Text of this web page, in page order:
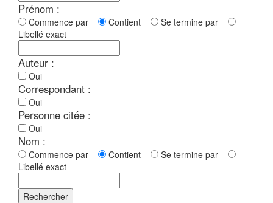
Prénom :
Commence par Contient
Se termine par
Libellé exact
Auteur :
Oui
Correspondant :
Oui
Personne citée :
Oui
Nom :
Commence par Contient
Se termine par
Libellé exact
Rechercher